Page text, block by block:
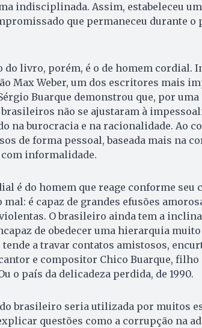
indisciplinada. Assim, estabeleceu um
que permaneceu durante o
do livro, porém, é o de homem cordial.
Max Weber, um dos escritores mais
Buarque demonstrou que, por uma
não se ajustaram à
na burocracia e na racionalidade. Ao
de forma pessoal, baseada mais na
informalidade.
é do homem que reage conforme seu
mal: é capaz de grandes efusões
O brasileiro ainda tem a
de obedecer uma hierarquia
a travar contatos amistosos,
e compositor Chico Buarque, filho
o país da delicadeza perdida, de 1990.
brasileiro seria utilizada por muitos
questões como a corrupção na